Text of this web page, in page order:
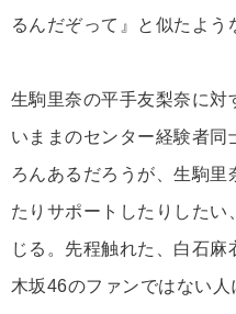
るんだぞって』と似たよう
生駒里奈の平手友梨奈に対
いままのセンター経験者同
ろんあるだろうが、生駒
たりサポートしたりした
じる。先程触れた、白石
木坂46のファンではない